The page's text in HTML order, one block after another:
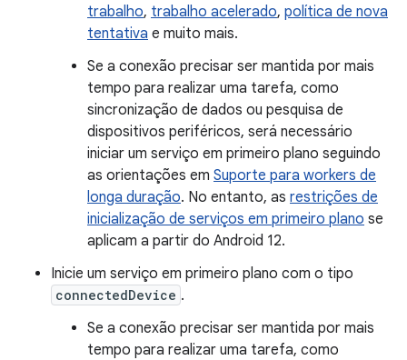
trabalho, trabalho acelerado, política de nova
tentativa e muito mais.
Se a conexão precisar ser mantida por mais
tempo para realizar uma tarefa, como
sincronização de dados ou pesquisa de
dispositivos periféricos, será necessário
iniciar um serviço em primeiro plano seguindo
as orientações em Suporte para workers de
longa duração. No entanto, as restrições de
inicialização de serviços em primeiro plano se
aplicam a partir do Android 12.
Inicie um serviço em primeiro plano com o tipo
connectedDevice .
Se a conexão precisar ser mantida por mais
tempo para realizar uma tarefa, como